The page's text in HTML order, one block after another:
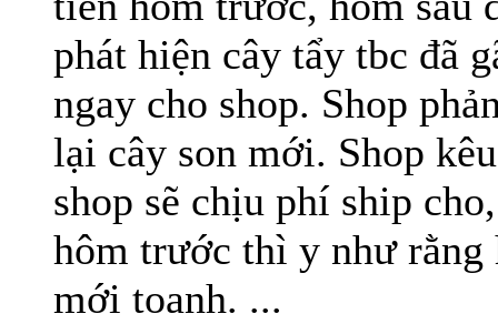
phát hiện cây tẩy tbc đã
ngay cho shop. Shop
lại cây son mới. Shop
shop sẽ chịu phí ship
hôm trước thì y như rằng
mới toanh. ...